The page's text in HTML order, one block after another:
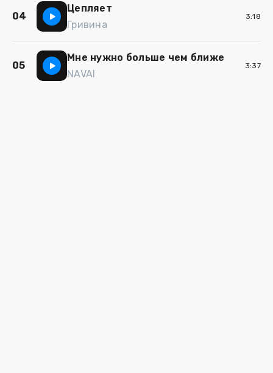
04
Цепляет
Гривина
3:18
05
Мне нужно больше чем ближе
NAVAI
3:37